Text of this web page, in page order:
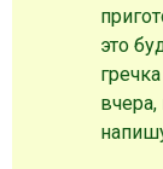
это